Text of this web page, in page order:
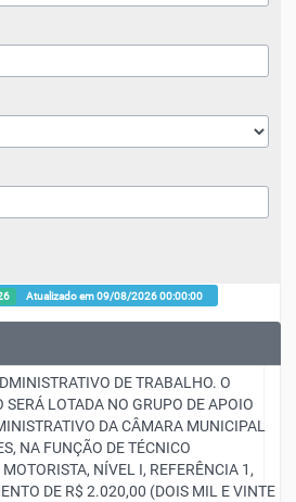
Atualizado em 09/08/2026 00:00:00
DE TRABALHO. O
SERÁ LOTADA NO GRUPO DE APOIO
DA CÂMARA MUNICIPAL
NA FUNÇÃO DE TÉCNICO
NÍVEL I, REFERÊNCIA 1,
DE R$ 2.020,00 (DOIS MIL E VINTE